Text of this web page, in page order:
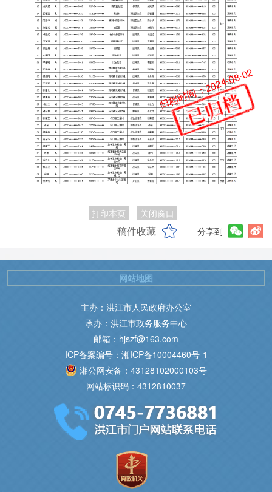
打印本页 关闭窗口
稿件收藏 分享到
主办：洪江市人民政府办公室
承办：洪江市政务服务中心
邮箱：hjszf@163.com
ICP备案编号：湘ICP备10004460号-1
湘公网安备：43128102000103号
网站标识码：4312810037
网站地图
归档时间：2024-08-02